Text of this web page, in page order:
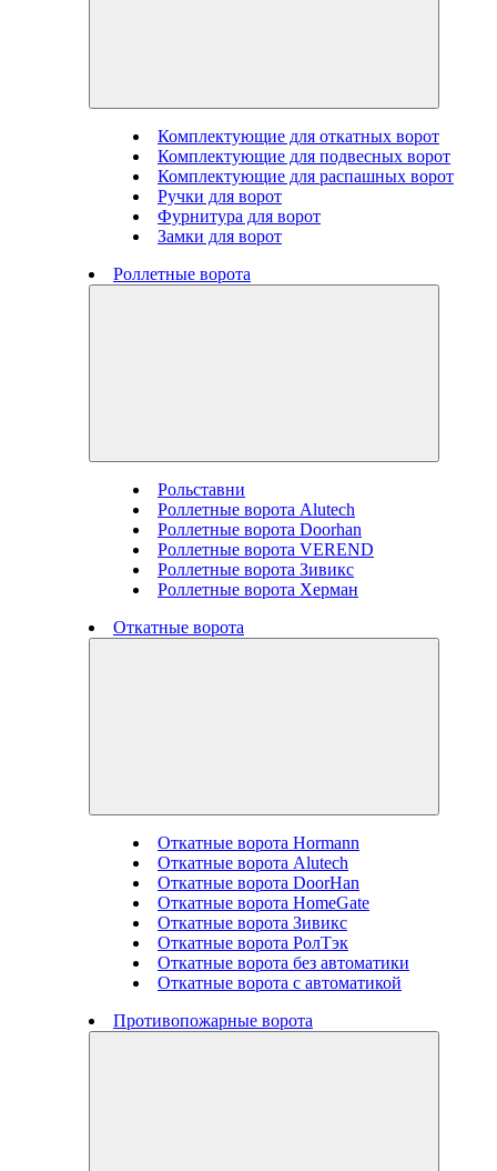
Комплектующие для откатных ворот
Комплектующие для подвесных ворот
Комплектующие для распашных ворот
Ручки для ворот
Фурнитура для ворот
Замки для ворот
Роллетные ворота
Рольставни
Роллетные ворота Alutech
Роллетные ворота Doorhan
Роллетные ворота VEREND
Роллетные ворота Зивикс
Роллетные ворота Херман
Откатные ворота
Откатные ворота Hormann
Откатные ворота Alutech
Откатные ворота DoorHan
Откатные ворота HomeGate
Откатные ворота Зивикс
Откатные ворота РолТэк
Откатные ворота без автоматики
Откатные ворота с автоматикой
Противопожарные ворота